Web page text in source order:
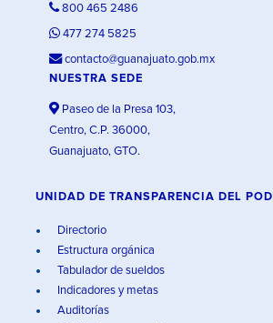
800 465 2486
477 274 5825
contacto@guanajuato.gob.mx
NUESTRA SEDE
Paseo de la Presa 103,
Centro, C.P. 36000,
Guanajuato, GTO.
UNIDAD DE TRANSPARENCIA DEL
Directorio
Estructura orgánica
Tabulador de sueldos
Indicadores y metas
Auditorías